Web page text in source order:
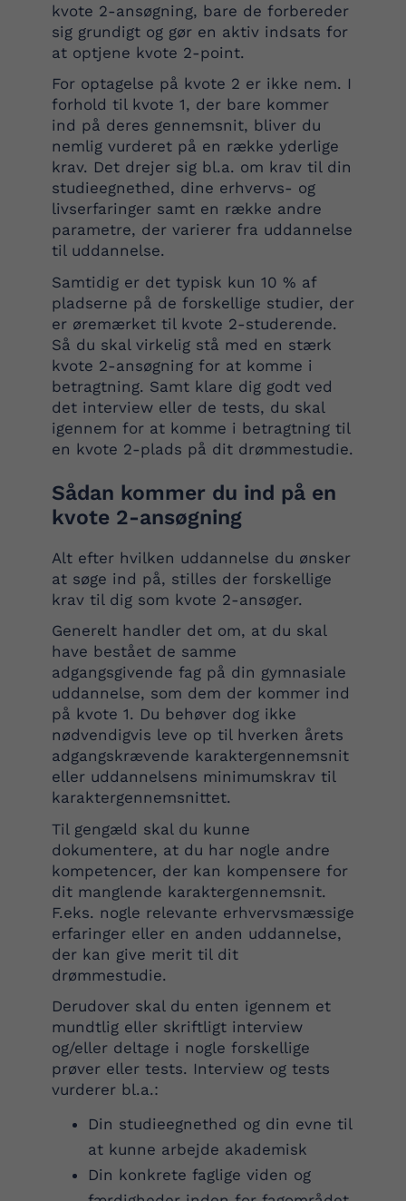
kvote 2-ansøgning, bare de forbereder
sig grundigt og gør en aktiv indsats for
at optjene kvote 2-point.
For optagelse på kvote 2 er ikke nem. I
forhold til kvote 1, der bare kommer
ind på deres gennemsnit, bliver du
nemlig vurderet på en række yderlige
krav. Det drejer sig bl.a. om krav til din
studieegnethed, dine erhvervs- og
livserfaringer samt en række andre
parametre, der varierer fra uddannelse
til uddannelse.
Samtidig er det typisk kun 10 % af
pladserne på de forskellige studier, der
er øremærket til kvote 2-studerende.
Så du skal virkelig stå med en stærk
kvote 2-ansøgning for at komme i
betragtning. Samt klare dig godt ved
det interview eller de tests, du skal
igennem for at komme i betragtning til
en kvote 2-plads på dit drømmestudie.
Sådan kommer du ind på en
kvote 2-ansøgning
Alt efter hvilken uddannelse du ønsker
at søge ind på, stilles der forskellige
krav til dig som kvote 2-ansøger.
Generelt handler det om, at du skal
have bestået de samme
adgangsgivende fag på din gymnasiale
uddannelse, som dem der kommer ind
på kvote 1. Du behøver dog ikke
nødvendigvis leve op til hverken årets
adgangskrævende karaktergennemsnit
eller uddannelsens minimumskrav til
karaktergennemsnittet.
Til gengæld skal du kunne
dokumentere, at du har nogle andre
kompetencer, der kan kompensere for
dit manglende karaktergennemsnit.
F.eks. nogle relevante erhvervsmæssige
erfaringer eller en anden uddannelse,
der kan give merit til dit
drømmestudie.
Derudover skal du enten igennem et
mundtlig eller skriftligt interview
og/eller deltage i nogle forskellige
prøver eller tests. Interview og tests
vurderer bl.a.:
Din studieegnethed og din evne til
at kunne arbejde akademisk
Din konkrete faglige viden og